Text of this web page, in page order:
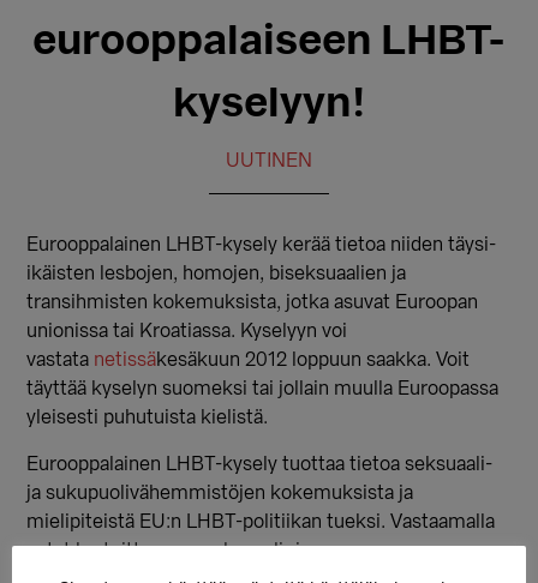
eurooppalaiseen LHBT-
kyselyyn!
UUTINEN
Eurooppalainen LHBT-kysely kerää tietoa niiden täysi-
ikäisten lesbojen, homojen, biseksuaalien ja
transihmisten kokemuksista, jotka asuvat Euroopan
unionissa tai Kroatiassa. Kyselyyn voi
vastata netissäkesäkuun 2012 loppuun saakka. Voit
täyttää kyselyn suomeksi tai jollain muulla Euroopassa
yleisesti puhutuista kielistä.
Eurooppalainen LHBT-kysely tuottaa tietoa seksuaali-
ja sukupuolivähemmistöjen kokemuksista ja
mielipiteistä EU:n LHBT-politiikan tueksi. Vastaamalla
autat kartoittamaan seksuaali- ja